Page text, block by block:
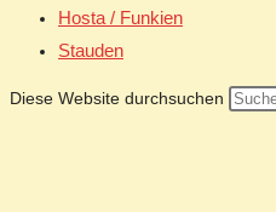
Hosta / Funkien
Stauden
Diese Website durchsuchen